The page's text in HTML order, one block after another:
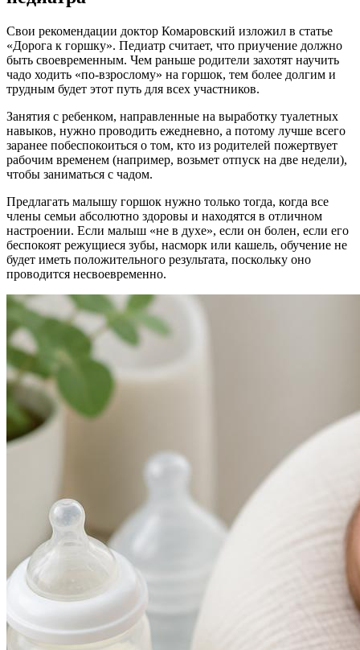
Свои рекомендации доктор Комаровский изложил в статье
«Дорога к горшку». Педиатр считает, что приучение должно
быть своевременным. Чем раньше родители захотят научить
чадо ходить «по-взрослому» на горшок, тем более долгим и
трудным будет этот путь для всех участников.
Занятия с ребенком, направленные на выработку туалетных
навыков, нужно проводить ежедневно, а потому лучше всего
заранее побеспокоиться о том, кто из родителей пожертвует
рабочим временем (например, возьмет отпуск на две недели),
чтобы заниматься с чадом.
Предлагать малышу горшок нужно только тогда, когда все
члены семьи абсолютно здоровы и находятся в отличном
настроении. Если малыш «не в духе», если он болен, если его
беспокоят режущиеся зубы, насморк или кашель, обучение не
будет иметь положительного результата, поскольку оно
проводится несвоевременно.